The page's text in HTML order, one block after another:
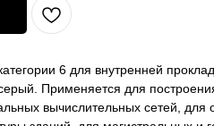
6 для внутренней
Применяется для
вычислительных сетей,